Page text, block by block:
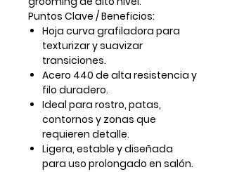
Puntos Clave / Beneficios:
Hoja curva grafiladora para
texturizar y suavizar
transiciones.
Acero 440 de alta resistencia y
filo duradero.
Ideal para rostro, patas,
contornos y zonas que
requieren detalle.
Ligera, estable y diseñada
para uso prolongado en salón.